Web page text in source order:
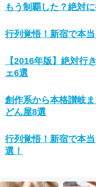
もう制覇した？絶対
行列覚悟！新宿で本
【2016年版】絶対行
ェ6選
創作系から本格讃岐
どん屋8選
行列覚悟！新宿で本
選！